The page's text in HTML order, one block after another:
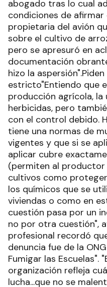
abogado tras lo cual
condiciones de afirmar
propietaria del avión
sobre el cultivo de
pero se apresuró en
documentación
hizo la
estricto"Entiendo que
producción agrícola,
herbicidas, pero
con el control debido.
tiene una normas de
vigentes y que si se
aplicar cubre
(permiten al productor
cultivos como
los químicos que se
viviendas o como en
cuestión pasa por un
no por otra cuestión",
profesional recordó
denuncia fue de la
Fumigar las Escuelas".
organización refleja
lucha...que no se